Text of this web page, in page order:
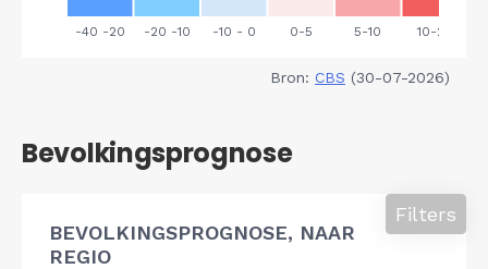
Bron: CBS (30-07-2026)
Bevolkingsprognose
BEVOLKINGSPROGNOSE, NAAR
REGIO
Filters